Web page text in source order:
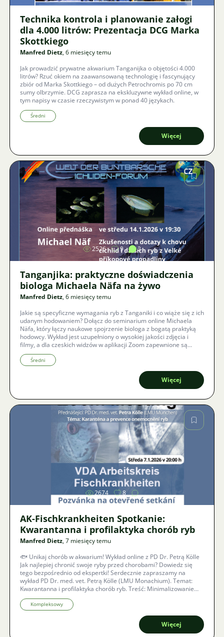
Technika kontrola i planowanie załogi
dla 4.000 litrów: Prezentacja DCG Marka
Skottkiego
Manfred Dietz, 6 miesięcy temu
Jak prowadzić prywatne akwarium Tanganijka o objętości 4.000
litrów? Rzuć okiem na zaawansowaną technologię i fascynujący
zbiór od Marka Skottkiego – od dużych Petrochromis po 70 cm
sumy olbrzymie. DCG zaprasza na ekskluzywne wykład online, w
tym napisy w czasie rzeczywistym w ponad 40 językach.
Średni
Więcej
Zdjęcie
2526 9 2
Tanganjika: praktyczne doświadczenia
biologa Michaela Näfa na żywo
Manfred Dietz, 6 miesięcy temu
Jakie są specyficzne wymagania ryb z Tanganiki i co wiąże się z ich
udanym hodowaniem? Dołącz do seminarium online Michaela
Näfa, który łączy naukowe spojrzenie biologa z bogatą praktyką
hodowcy. Wykład jest uzupełniony o wysokiej jakości zdjęcia i
filmy, a dla czeskich widzów w aplikacji Zoom zapewnione są
napisy w czasie rzeczywistym.
Średni
Więcej
Zdjęcie
2674 8
AK-Fischkrankheiten Spotkanie:
Kwarantanna i profilaktyka chorób ryb
Manfred Dietz, 7 miesięcy temu
🐟 Unikaj chorób w akwarium! Wykład online z PD Dr. Petrą Kölle
Jak najlepiej chronić swoje ryby przed chorobami? Dowiedz się
tego bezpośrednio od ekspertki! Serdecznie zapraszamy na
wykład PD Dr. med. vet. Petrą Kölle (LMU Monachium). Temat:
Kwarantanna i profilaktyka chorób ryb. Treść: Minimalizowanie
ryzyka, zapobieganie wprowadzeniu i zatrzymanie
rozprzestrzeniania się w populacji. Dostępność: Z napisami na
żywo w 40 językach.
Kompleksowy
Więcej